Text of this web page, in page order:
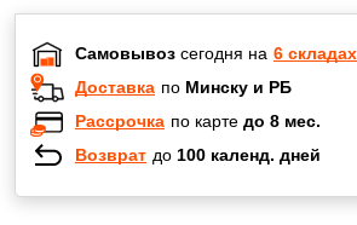
Самовывоз сегодня на 6 складах
Доставка по Минску и РБ
Рассрочка по карте до 8 мес.
Возврат до 100 календ. дней